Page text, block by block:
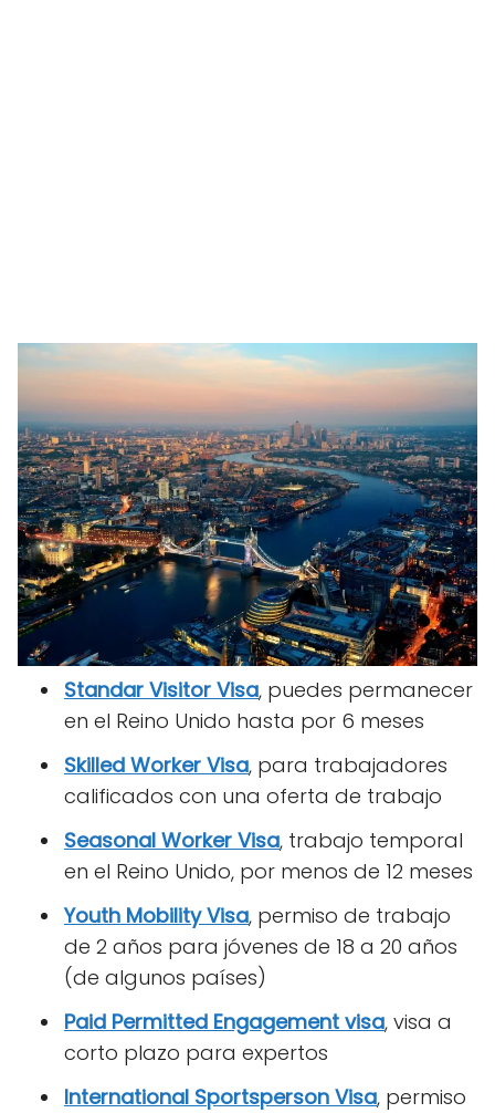
Standar Visitor Visa, puedes permanecer
en el Reino Unido hasta por 6 meses
Skilled Worker Visa, para trabajadores
calificados con una oferta de trabajo
Seasonal Worker Visa, trabajo temporal
en el Reino Unido, por menos de 12 meses
Youth Mobility Visa, permiso de trabajo
de 2 años para jóvenes de 18 a 20 años
(de algunos países)
Paid Permitted Engagement visa, visa a
corto plazo para expertos
International Sportsperson Visa, permiso